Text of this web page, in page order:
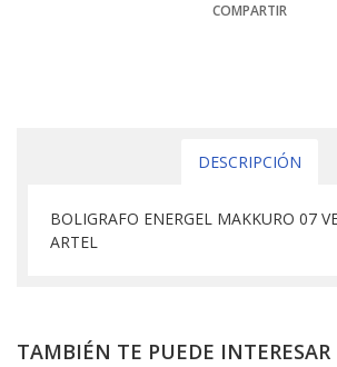
COMPARTIR
DESCRIPCIÓN
BOLIGRAFO ENERGEL MAKKURO 07
ARTEL
TAMBIÉN TE PUEDE INTERESAR